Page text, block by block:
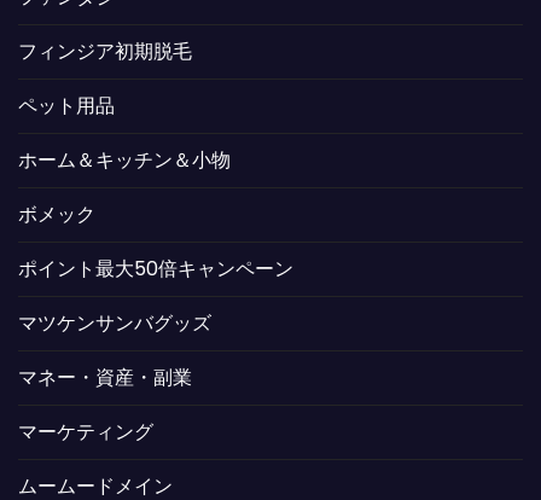
フィンジア初期脱毛
ペット用品
ホーム＆キッチン＆小物
ボメック
ポイント最大50倍キャンペーン
マツケンサンバグッズ
マネー・資産・副業
マーケティング
ムームードメイン